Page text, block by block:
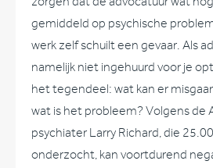
gemiddeld op psychische
werk zelf schuilt een gevaar. Als
namelijk niet ingehuurd voor je
het tegendeel: wat kan er
wat is het probleem? Volgens de
psychiater Larry Richard, die
onderzocht, kan voortdurend